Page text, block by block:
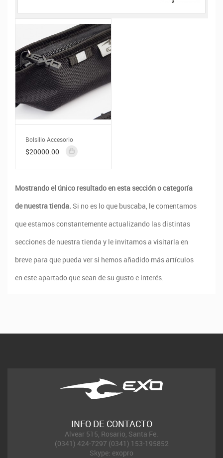
Bolsillo Accesorio
$20000.00
Mostrando el único resultado en esta sección o categoría
de nuestra tienda. Si no es lo que buscaba, le comentamos
que estamos constantemente actualizando las distintas
secciones de nuestra tienda y le invitamos a visitarla en
breve para que pueda ver si hemos añadido más artículos
en este apartado que sean de su gusto e interés.
INFO DE CONTACTO
Alvear 515, Rosario, Santa Fe.
(0341) 424-7297 (0341) 153-195852
Skype: exopro